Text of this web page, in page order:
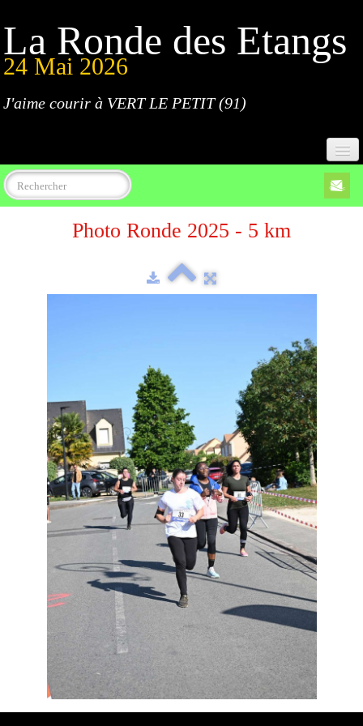
La Ronde des Etangs
24 Mai 2026
J'aime courir à VERT LE PETIT (91)
Accueil
Programme
Devenez bénévoles
Partenaires
Photos▼
Photo Ronde 2025 - 5 km